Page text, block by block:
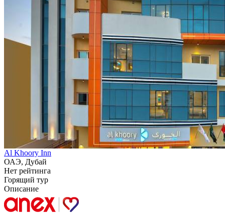
Al Khoory Inn
ОАЭ, Дубай
Нет рейтинга
Горящий тур
Описание